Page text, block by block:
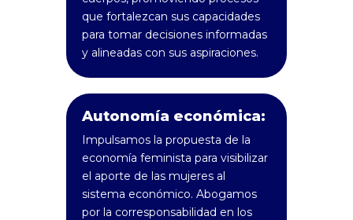
que fortalezcan sus capacidades
para tomar decisiones informadas
y alineadas con sus aspiraciones.
Autonomía económica:
Impulsamos la propuesta de la
economía feminista para visibilizar
el aporte de las mujeres al
sistema económico. Abogamos
por la corresponsabilidad en los